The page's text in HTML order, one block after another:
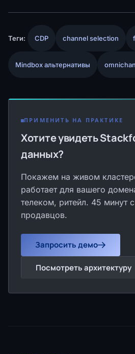
Теги: CDP channel selection
Mindbox альтернативы
ПРИМЕНИТЬ НА ПРАКТИКЕ
Хотите увидеть
данных?
Покажем на живом
работает для вашего
телеком, ритейл. 45 минут
продавцов.
Запросить демо
Посмотреть архитектуру